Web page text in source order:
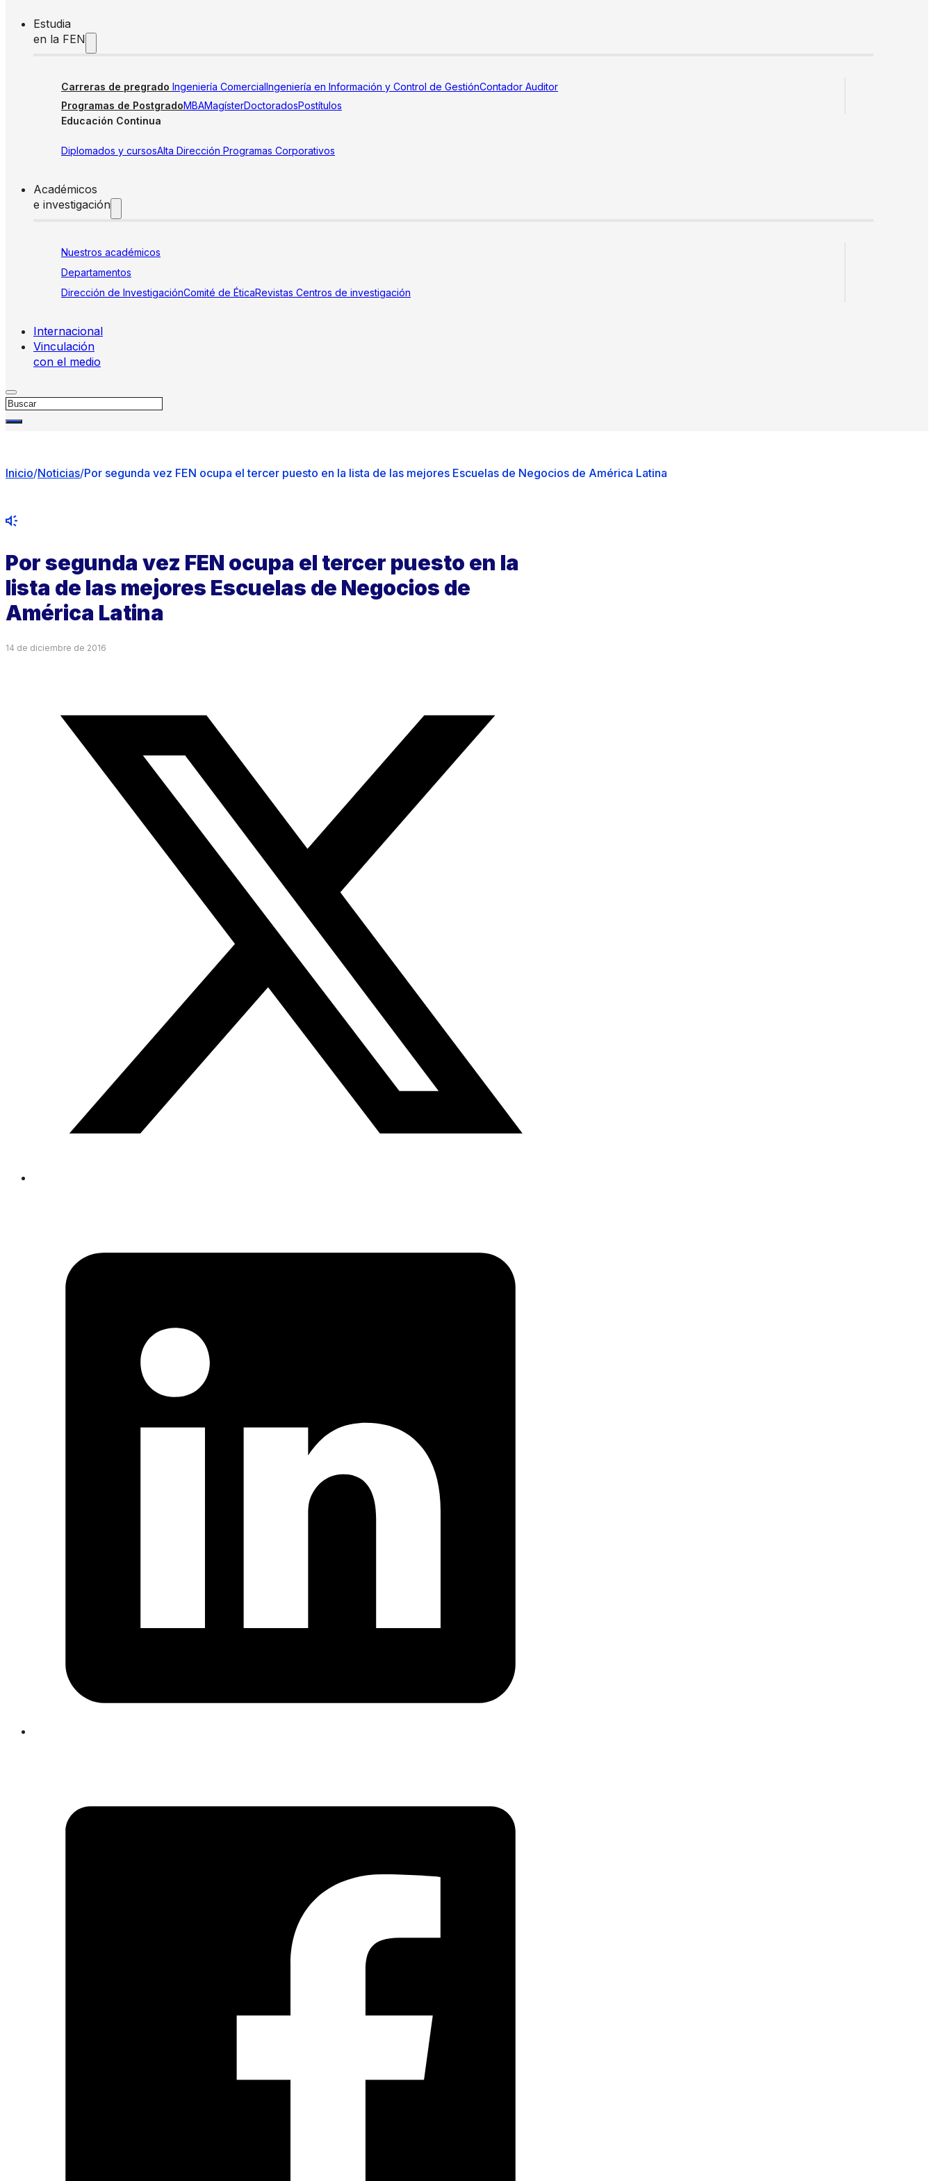
Estudia
en la FEN
Carreras de pregrado Ingeniería ComercialIngeniería en Información y Control de GestiónContador Auditor
Programas de PostgradoMBAMagísterDoctoradosPostítulos
Educación Continua
Diplomados y cursosAlta Dirección Programas Corporativos
Académicos
e investigación
Nuestros académicos
Departamentos
Dirección de InvestigaciónComité de ÉticaRevistas Centros de investigación
Internacional
Vinculación
con el medio
Buscar
Inicio/Noticias/Por segunda vez FEN ocupa el tercer puesto en la lista de las mejores Escuelas de Negocios de América Latina
Por segunda vez FEN ocupa el tercer puesto en la
lista de las mejores Escuelas de Negocios de
América Latina
14 de diciembre de 2016